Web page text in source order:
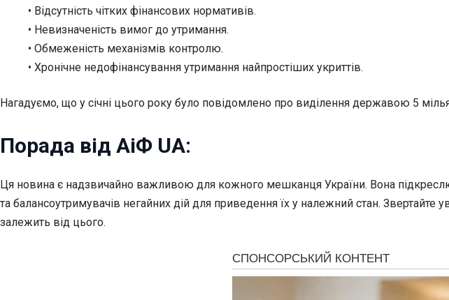
• Відсутність чітких фінансових нормативів.
• Невизначеність вимог до утримання.
• Обмеженість механізмів контролю.
• Хронічне недофінансування утримання найпростіших укриттів.
Нагадуємо, що у січні цього року було повідомлено про виділення державою 5
Порада від АіФ UA:
Ця новина є надзвичайно важливою для кожного мешканця України. Вона
та балансоутримувачів негайних дій для приведення їх у належний стан.
залежить від цього.